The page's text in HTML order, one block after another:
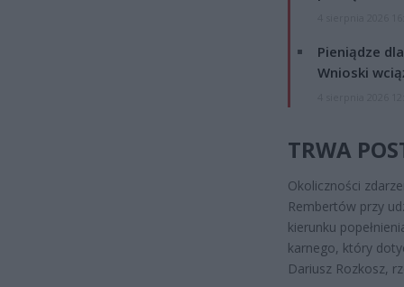
Pieniądze
Wnioski
TRWA
Okoliczności
Rembertów przy
kierunku
karnego, który
Dariusz Rozkosz,